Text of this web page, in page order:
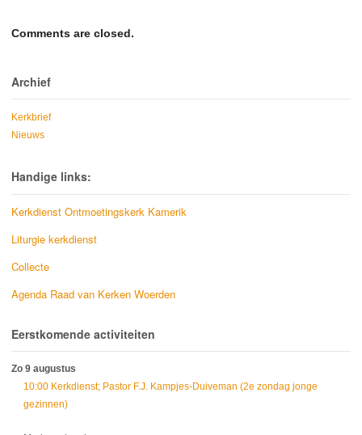
Comments are closed.
Archief
Kerkbrief
Nieuws
Handige links:
Kerkdienst Ontmoetingskerk Kamerik
Liturgie kerkdienst
Collecte
Agenda Raad van Kerken Woerden
Eerstkomende activiteiten
Zo 9 augustus
10:00 Kerkdienst; Pastor F.J. Kampjes-Duiveman (2e zondag jonge
gezinnen)